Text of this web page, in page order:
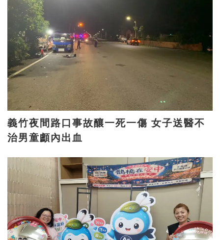
義竹夜間路口事故釀一死一傷 女子送醫不
治男童顱內出血